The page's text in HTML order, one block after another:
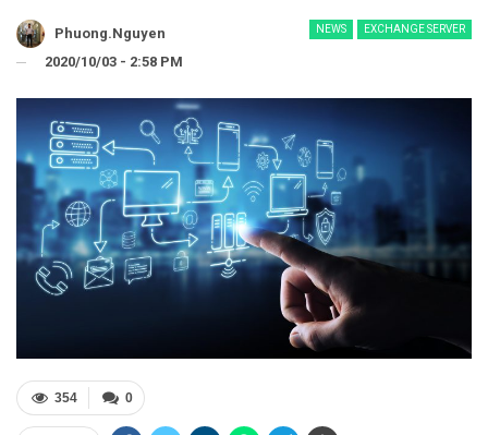
NEWS EXCHANGE SERVER
Phuong.nguyen
2020/10/03 - 2:58 PM
0
354